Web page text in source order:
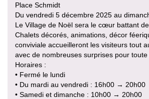
Place Schmidt
Du vendredi 5 décembre 2025 au
Le Village de Noël sera le cœur battant
Chalets décorés, animations, décor
conviviale accueilleront les visiteurs tout
avec de nombreuses surprises pour toute
Horaires :
• Fermé le lundi
• Du mardi au vendredi : 16h00 → 20h00
• Samedi et dimanche : 10h00 → 20h00